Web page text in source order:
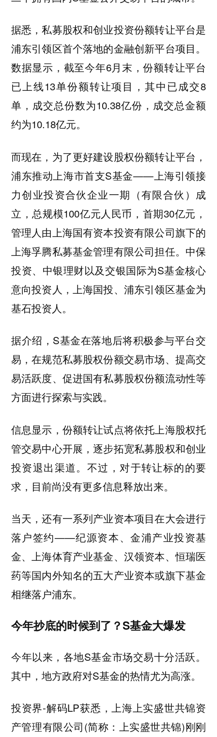
据悉，私募股权和创业投资份额转让平台是
浦东引领区首个落地的金融创新平台项目。
数据显示，截至今年6月末，份额转让平台
已上线13单份额转让项目，其中已成交8
单，成交总份数为10.38亿份，成交总金额
约为10.18亿元。
而现在，为了更好建设股权份额转让平台，
浦东推动上海市首支S基金——上海引领接
力创业投资合伙企业一期（有限合伙）成
立，总规模100亿元人民币，首期30亿元，
管理人由上海国有资本投资有限公司旗下的
上海孚腾私募基金管理有限公司担任。中保
投资、中银理财以及交银国际为S基金核心
意向投资人，上海国投、浦东引领区基金为
基石投资人。
据介绍，S基金在落地后将积极参与平台交
易，在规范私募股权份额交易市场、提高交
易活跃度、促进国有私募股权份额流动性等
方面进行探索与实践。
信息显示，份额转让试点将依托上海股权托
管交易中心开展，逐步拓宽私募股权和创业
投资退出渠道。不过，对于转让标的的要
求，目前尚没有更多信息释放出来。
当天，还有一系列产业资本项目在大会进行
落户签约——纪源资本、金浦产业投资基
金、上海体育产业基金、汉领资本、恒瑞医
药等国内外知名的五大产业资本或旗下基金
相继落户浦东。
今年抄底的时候到了？S基金大爆发
今年以来，各地S基金市场交易十分活跃。
其中，地方政府对S基金的热情尤为高涨。
投资界-解码LP获悉，上海上实盛世共锦资
产管理有限公司(简称：上实盛世共锦)刚刚